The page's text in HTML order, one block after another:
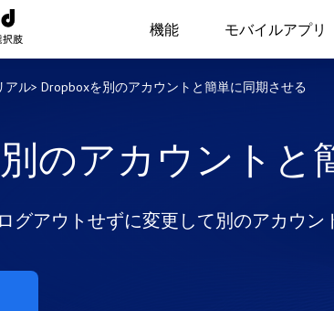
機能 モバイルアプリ
アル> Dropboxを別のアカウントと簡単に同期させる
のアカウントと
グアウトせずに変更して別のアカウン